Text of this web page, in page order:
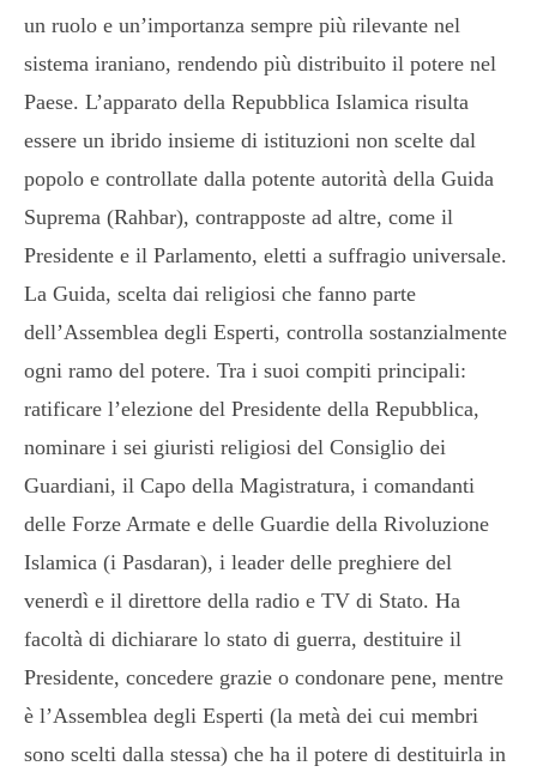
un ruolo e un’importanza sempre più rilevante nel
sistema iraniano, rendendo più distribuito il potere nel
Paese. L’apparato della Repubblica Islamica risulta
essere un ibrido insieme di istituzioni non scelte dal
popolo e controllate dalla potente autorità della Guida
Suprema (Rahbar), contrapposte ad altre, come il
Presidente e il Parlamento, eletti a suffragio universale.
La Guida, scelta dai religiosi che fanno parte
dell’Assemblea degli Esperti, controlla sostanzialmente
ogni ramo del potere. Tra i suoi compiti principali:
ratificare l’elezione del Presidente della Repubblica,
nominare i sei giuristi religiosi del Consiglio dei
Guardiani, il Capo della Magistratura, i comandanti
delle Forze Armate e delle Guardie della Rivoluzione
Islamica (i Pasdaran), i leader delle preghiere del
venerdì e il direttore della radio e TV di Stato. Ha
facoltà di dichiarare lo stato di guerra, destituire il
Presidente, concedere grazie o condonare pene, mentre
è l’Assemblea degli Esperti (la metà dei cui membri
sono scelti dalla stessa) che ha il potere di destituirla in